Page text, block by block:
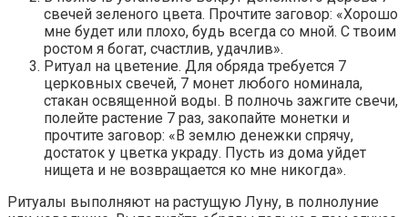
свечей зеленого цвета. Прочтите заговор: «Хорошо
мне будет или плохо, будь всегда со мной. С твоим
ростом я богат, счастлив, удачлив».
Ритуал на цветение. Для обряда требуется 7
церковных свечей, 7 монет любого номинала,
стакан освященной воды. В полночь зажгите свечи,
полейте растение 7 раз, закопайте монетки и
прочтите заговор: «В землю денежки спрячу,
достаток у цветка украду. Пусть из дома уйдет
нищета и не возвращается ко мне никогда».
Ритуалы выполняют на растущую Луну, в полнолуние